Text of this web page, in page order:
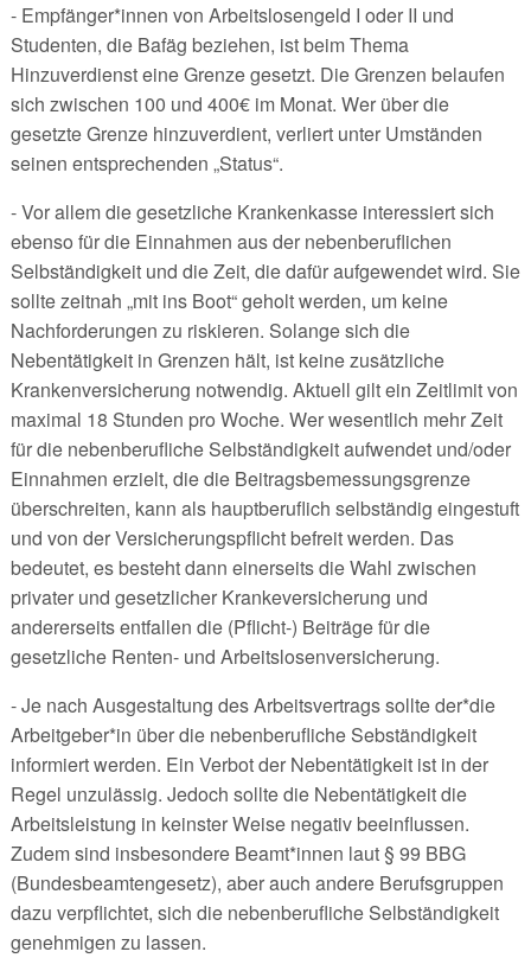
- Empfänger*innen von Arbeitslosengeld I oder II und
Studenten, die Bafäg beziehen, ist beim Thema
Hinzuverdienst eine Grenze gesetzt. Die Grenzen belaufen
sich zwischen 100 und 400€ im Monat. Wer über die
gesetzte Grenze hinzuverdient, verliert unter Umständen
seinen entsprechenden „Status“.
- Vor allem die gesetzliche Krankenkasse interessiert sich
ebenso für die Einnahmen aus der nebenberuflichen
Selbständigkeit und die Zeit, die dafür aufgewendet wird. Sie
sollte zeitnah „mit ins Boot“ geholt werden, um keine
Nachforderungen zu riskieren. Solange sich die
Nebentätigkeit in Grenzen hält, ist keine zusätzliche
Krankenversicherung notwendig. Aktuell gilt ein Zeitlimit von
maximal 18 Stunden pro Woche. Wer wesentlich mehr Zeit
für die nebenberufliche Selbständigkeit aufwendet und/oder
Einnahmen erzielt, die die Beitragsbemessungsgrenze
überschreiten, kann als hauptberuflich selbständig eingestuft
und von der Versicherungspflicht befreit werden. Das
bedeutet, es besteht dann einerseits die Wahl zwischen
privater und gesetzlicher Krankeversicherung und
andererseits entfallen die (Pflicht-) Beiträge für die
gesetzliche Renten- und Arbeitslosenversicherung.
- Je nach Ausgestaltung des Arbeitsvertrags sollte der*die
Arbeitgeber*in über die nebenberufliche Sebständigkeit
informiert werden. Ein Verbot der Nebentätigkeit ist in der
Regel unzulässig. Jedoch sollte die Nebentätigkeit die
Arbeitsleistung in keinster Weise negativ beeinflussen.
Zudem sind insbesondere Beamt*innen laut § 99 BBG
(Bundesbeamtengesetz), aber auch andere Berufsgruppen
dazu verpflichtet, sich die nebenberufliche Selbständigkeit
genehmigen zu lassen.